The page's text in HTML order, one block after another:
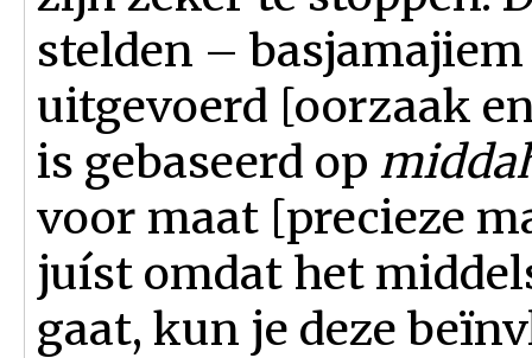
stelden –
uitgevoerd [oorzaak
is gebaseerd op
voor maat [precieze
juíst omdat het
gaat, kun je deze